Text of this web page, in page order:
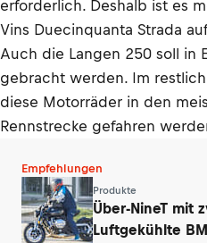
erforderlich. Deshalb ist es
Vins Duecinquanta Strada
Auch die Langen 250 soll in
gebracht werden. Im
diese Motorräder in den
Rennstrecke gefahren
Empfehlungen
Produkte
Über-NineT mit
Luftgekühlte